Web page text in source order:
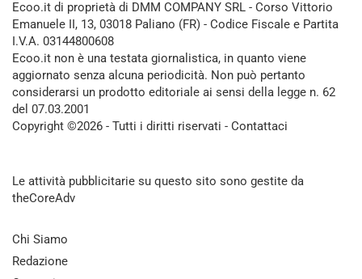
Ecoo.it di proprietà di DMM COMPANY SRL - Corso Vittorio
Emanuele II, 13, 03018 Paliano (FR) - Codice Fiscale e Partita
I.V.A. 03144800608
Ecoo.it non è una testata giornalistica, in quanto viene
aggiornato senza alcuna periodicità. Non può pertanto
considerarsi un prodotto editoriale ai sensi della legge n. 62
del 07.03.2001
Copyright ©2026 - Tutti i diritti riservati - Contattaci
Le attività pubblicitarie su questo sito sono gestite da
theCoreAdv
Chi Siamo
Redazione